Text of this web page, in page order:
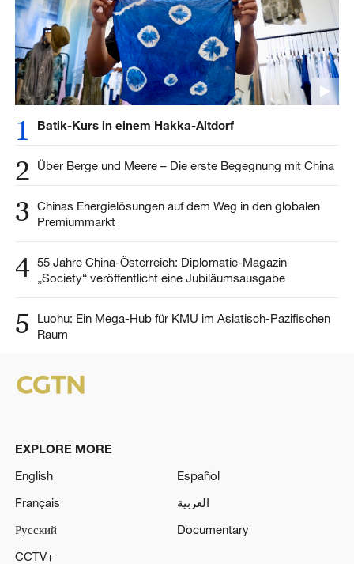
1 Batik-Kurs in einem Hakka-Altdorf
2 Über Berge und Meere – Die erste Begegnung mit China
3 Chinas Energielösungen auf dem Weg in den globalen
Premiummarkt
4 55 Jahre China-Österreich: Diplomatie-Magazin
„Society“ veröffentlicht eine Jubiläumsausgabe
5
Luohu: Ein Mega-Hub für KMU im Asiatisch-Pazifischen
Raum
EXPLORE MORE
English
Español
Français
العربية
Русский
Documentary
CCTV+